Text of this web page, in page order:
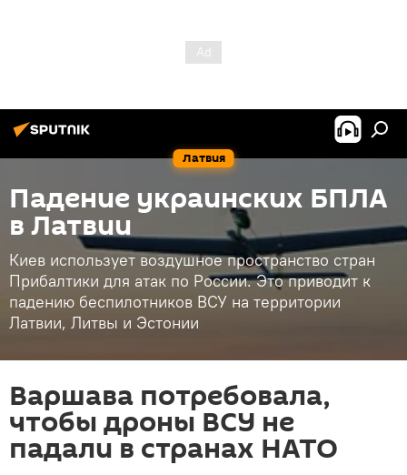
Латвия
Падение украинских БПЛА
в Латвии
Киев использует воздушное пространство стран
Прибалтики для атак по России. Это приводит к
падению беспилотников ВСУ на территории
Латвии, Литвы и Эстонии
Варшава потребовала,
чтобы дроны ВСУ не
падали в странах НАТО